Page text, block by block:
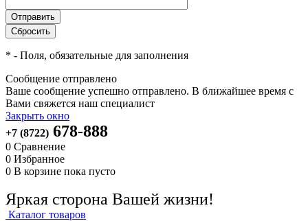
* - Поля, обязательные для заполнения
Сообщение отправлено
Ваше сообщение успешно отправлено. В ближайшее время с
Вами свяжется наш специалист
Закрыть окно
+7 (8722) 678-888
0 Сравнение
0 Избранное
0 В корзине пока пусто
Яркая сторона Вашей жизни!
Каталог товаров